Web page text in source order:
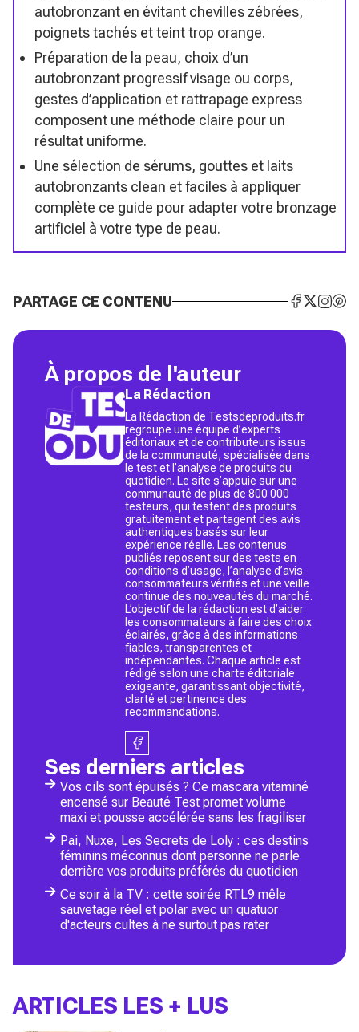
autobronzant en évitant chevilles zébrées,
poignets tachés et teint trop orange.
Préparation de la peau, choix d’un
autobronzant progressif visage ou corps,
gestes d’application et rattrapage express
composent une méthode claire pour un
résultat uniforme.
Une sélection de sérums, gouttes et laits
autobronzants clean et faciles à appliquer
complète ce guide pour adapter votre bronzage
artificiel à votre type de peau.
PARTAGE CE CONTENU
À propos de l'auteur
La Rédaction
La Rédaction de Testsdeproduits.fr
regroupe une équipe d’experts
éditoriaux et de contributeurs issus
de la communauté, spécialisée dans
le test et l’analyse de produits du
quotidien. Le site s’appuie sur une
communauté de plus de 800 000
testeurs, qui testent des produits
gratuitement et partagent des avis
authentiques basés sur leur
expérience réelle. Les contenus
publiés reposent sur des tests en
conditions d’usage, l’analyse d’avis
consommateurs vérifiés et une veille
continue des nouveautés du marché.
L’objectif de la rédaction est d’aider
les consommateurs à faire des choix
éclairés, grâce à des informations
fiables, transparentes et
indépendantes. Chaque article est
rédigé selon une charte éditoriale
exigeante, garantissant objectivité,
clarté et pertinence des
recommandations.
Ses derniers articles
Vos cils sont épuisés ? Ce mascara vitaminé
encensé sur Beauté Test promet volume
maxi et pousse accélérée sans les fragiliser
Pai, Nuxe, Les Secrets de Loly : ces destins
féminins méconnus dont personne ne parle
derrière vos produits préférés du quotidien
Ce soir à la TV : cette soirée RTL9 mêle
sauvetage réel et polar avec un quatuor
d'acteurs cultes à ne surtout pas rater
ARTICLES LES + LUS